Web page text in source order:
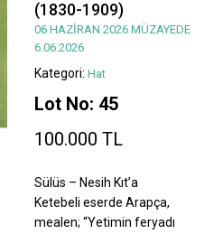
(1830-1909)
06 HAZİRAN 2026 MÜZAYEDE
6.06.2026
Kategori: Hat
Lot No: 45
100.000 TL
Sülüs – Nesih Kıt’a
Ketebeli eserde Arapça,
mealen; “Yetimin feryadı